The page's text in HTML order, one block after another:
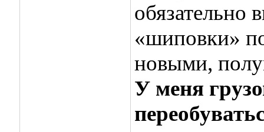
обязательно
«шиповки»
новыми,
У меня